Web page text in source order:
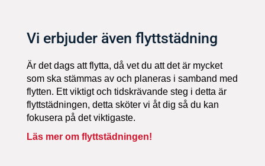
Vi erbjuder även flyttstädning
Är det dags att flytta, då vet du att det är mycket
som ska stämmas av och planeras i samband med
flytten. Ett viktigt och tidskrävande steg i detta är
flyttstädningen, detta sköter vi åt dig så du kan
fokusera på det viktigaste.
Läs mer om flyttstädningen!